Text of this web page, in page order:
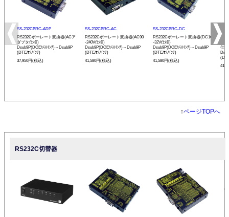
SS-232CBRC-ADP
RS232Cボーレート変換器(ACア
ダプタ仕様)
Dsub9P(DCE/ﾒｽ/ｲﾝﾁ)⇔Dsub9P
(DTE/ｵｽ/ｲﾝﾁ)
37,950円(税込)
SS-232CBRC-AC
RS232Cボーレート変換器(AC90
-240V仕様)
Dsub9P(DCE/ﾒｽ/ｲﾝﾁ)⇔Dsub9P
(DTE/ｵｽ/ｲﾝﾁ)
41,580円(税込)
SS-232CBRC-DC
RS232Cボーレート変換器(DC10
-32V仕様)
Dsub9P(DCE/ﾒｽ/ｲﾝﾁ)⇔Dsub9P
(DTE/ｵｽ/ｲﾝﾁ)
41,580円(税込)
リ
仕
↑ページTOPへ
RS232C切替器